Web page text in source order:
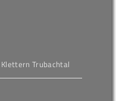
Klettern Trubachtal